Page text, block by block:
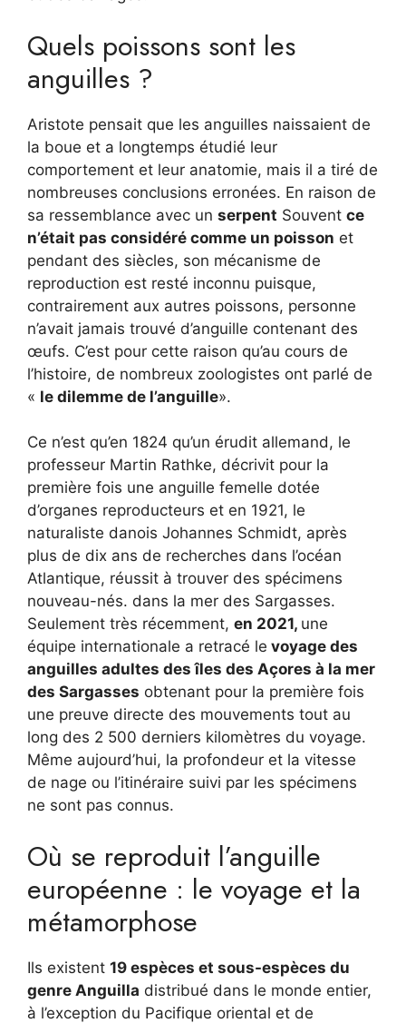
Quels poissons sont les
anguilles ?
Aristote pensait que les anguilles naissaient de
la boue et a longtemps étudié leur
comportement et leur anatomie, mais il a tiré de
nombreuses conclusions erronées. En raison de
sa ressemblance avec un serpent Souvent ce
n’était pas considéré comme un poisson et
pendant des siècles, son mécanisme de
reproduction est resté inconnu puisque,
contrairement aux autres poissons, personne
n’avait jamais trouvé d’anguille contenant des
œufs. C’est pour cette raison qu’au cours de
l’histoire, de nombreux zoologistes ont parlé de
« le dilemme de l’anguille».
Ce n’est qu’en 1824 qu’un érudit allemand, le
professeur Martin Rathke, décrivit pour la
première fois une anguille femelle dotée
d’organes reproducteurs et en 1921, le
naturaliste danois Johannes Schmidt, après
plus de dix ans de recherches dans l’océan
Atlantique, réussit à trouver des spécimens
nouveau-nés. dans la mer des Sargasses.
Seulement très récemment, en 2021, une
équipe internationale a retracé le voyage des
anguilles adultes des îles des Açores à la mer
des Sargasses obtenant pour la première fois
une preuve directe des mouvements tout au
long des 2 500 derniers kilomètres du voyage.
Même aujourd’hui, la profondeur et la vitesse
de nage ou l’itinéraire suivi par les spécimens
ne sont pas connus.
Où se reproduit l’anguille
européenne : le voyage et la
métamorphose
Ils existent 19 espèces et sous-espèces du
genre Anguilla distribué dans le monde entier,
à l’exception du Pacifique oriental et de